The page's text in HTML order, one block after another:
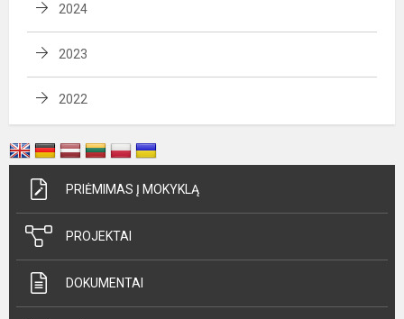
2024
2023
2022
PRIĖMIMAS Į MOKYKLĄ
PROJEKTAI
DOKUMENTAI